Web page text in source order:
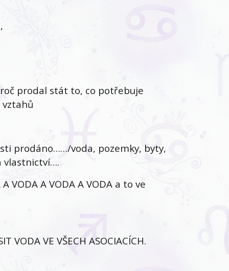
prodal stát to, co potřebuje
prodáno……/voda, pozemky, byty,
vlastnictví….
VODA A VODA A VODA a to ve
VODA VE VŠECH ASOCIACÍCH.